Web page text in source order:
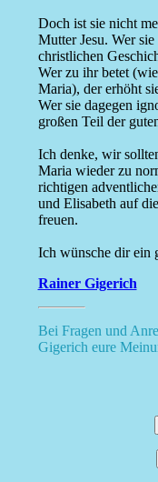
Doch ist sie nicht
Mutter Jesu. Wer
christlichen
Wer zu ihr betet
Maria), der erhöht
Wer sie dagegen
großen Teil der
Ich denke, wir
Maria wieder zu
richtigen
und Elisabeth auf
freuen.
Ich wünsche dir ein
Rainer Gigerich
Bei Fragen und
Gigerich eure